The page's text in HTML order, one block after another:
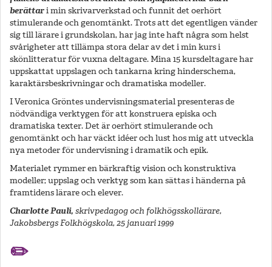
berättari min skrivarverkstad och funnit det oerhört
stimulerande och genomtänkt. Trots att det egentligen vänder
sig till lärare i grundskolan, har jag inte haft några som helst
svårigheter att tillämpa stora delar av det i min kurs i
skönlitteratur för vuxna deltagare. Mina 15 kursdeltagare har
uppskattat uppslagen och tankarna kring hinderschema,
karaktärsbeskrivningar och dramatiska modeller.
I Veronica Gröntes undervisningsmaterial presenteras de
nödvändiga verktygen för att konstruera episka och
dramatiska texter. Det är oerhört stimulerande och
genomtänkt och har väckt idéer och lust hos mig att utveckla
nya metoder för undervisning i dramatik och epik.
Materialet rymmer en bärkraftig vision och konstruktiva
modeller; uppslag och verktyg som kan sättas i händerna på
framtidens lärare och elever.
Charlotte Pauli, skrivpedagog och folkhögsskollärare,
Jakobsbergs Folkhögskola, 25 januari 1999
✏️